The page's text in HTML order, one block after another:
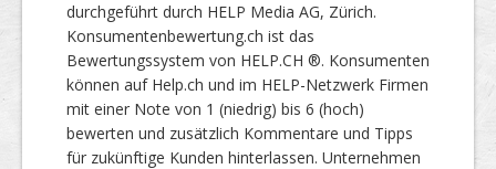
durchgeführt durch HELP Media AG, Zürich.
Konsumentenbewertung.ch ist das
Bewertungssystem von HELP.CH ®. Konsumenten
können auf Help.ch und im HELP-Netzwerk Firmen
mit einer Note von 1 (niedrig) bis 6 (hoch)
bewerten und zusätzlich Kommentare und Tipps
für zukünftige Kunden hinterlassen. Unternehmen